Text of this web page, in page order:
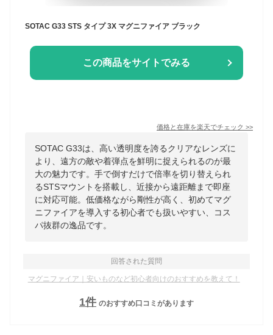
SOTAC G33 STS タイプ 3X マグニファイア ブラック
この商品をサイトでみる
価格と在庫を楽天でチェック >>
SOTAC G33は、高い透明度を誇るクリアなレンズに
より、遠方の敵や着弾点を鮮明に捉えられるのが最
大の魅力です。手で倒すだけで倍率を切り替えられ
るSTSマウントを搭載し、近接から遠距離まで即座
に対応可能。低価格ながら剛性が高く、初めてマグ
ニファイアを導入する初心者でも扱いやすい、コス
パ抜群の逸品です。
回答された質問
マグニファイア｜安いものなど初心者向けのおすすめを教えて！
1件 のおすすめ口コミがあります